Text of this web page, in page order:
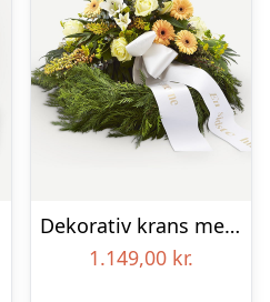
Dekorativ krans med bånd
1.149,00 kr.